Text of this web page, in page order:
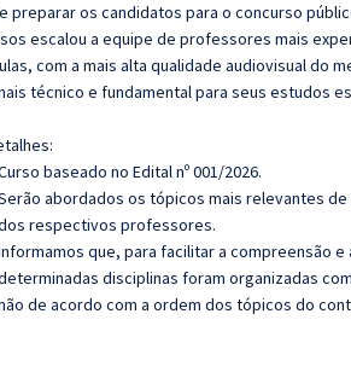
preparar os candidatos para o concurso
escalou a equipe de professores mais
com a mais alta qualidade audiovisual do
técnico e fundamental para seus estudos
baseado no Edital nº 001/2026.
abordados os tópicos mais relevantes
respectivos professores.
que, para facilitar a compreensão
disciplinas foram organizadas
de acordo com a ordem dos tópicos do